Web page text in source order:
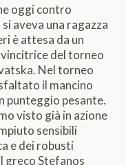
oggi contro
aveva una ragazza
è attesa da un
del torneo
Nel torneo
il mancino
punteggio pesante.
visto già in azione
sensibili
e dei robusti
greco Stefanos